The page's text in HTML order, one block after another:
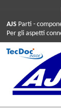
AJS Parti -
Per gli aspetti